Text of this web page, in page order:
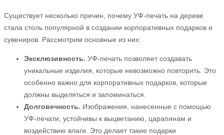
Существует несколько причин, почему УФ-печать на дереве
стала столь популярной в создании корпоративных подарков и
сувениров. Рассмотрим основные из них:
Эксклюзивность. УФ-печать позволяет создавать
уникальные изделия, которые невозможно повторить. Это
особенно важно для корпоративных подарков, которые
должны выделяться и запоминаться.
Долговечность. Изображения, нанесенные с помощью
УФ-печати, устойчивы к выцветанию, царапинам и
воздействию влаги. Это делает такие подарки